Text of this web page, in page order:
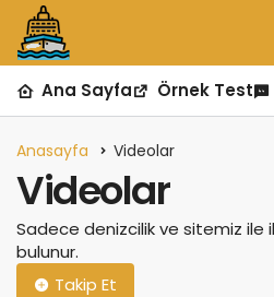
Ana Sayfa Örnek Test
Anasayfa Videolar
Videolar
Sadece denizcilik ve sitemiz ile
bulunur.
Takip Et